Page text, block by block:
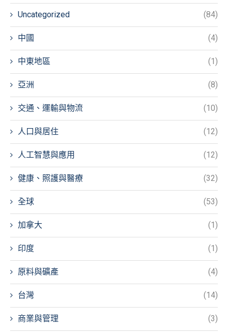
Uncategorized (84)
中國 (4)
中東地區 (1)
亞洲 (8)
交通、運輸與物流 (10)
人口與居住 (12)
人工智慧與應用 (12)
健康、照護與醫療 (32)
全球 (53)
加拿大 (1)
印度 (1)
原料與礦產 (4)
台灣 (14)
商業與管理 (3)